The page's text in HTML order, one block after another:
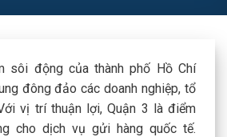
sôi động của thành phố Hồ Chí
đông đảo các doanh nghiệp, tổ
vị trí thuận lợi, Quận 3 là điểm
cho dịch vụ gửi hàng quốc tế.